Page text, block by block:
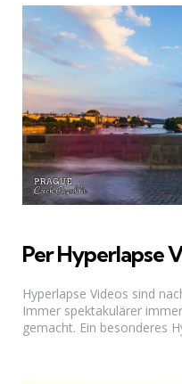
Per Hyperlapse
Hyperlapse Videos sind
Immer spektakulärer
gemacht. Ein besonderes